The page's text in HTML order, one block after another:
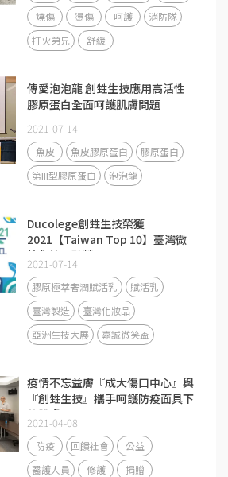
燒傷
燙傷 呵護
消防隊
打火弟兄
舒緩
傳愛泡泡龍 創甡生技應用高活性
膠原蛋白全面呵護肌膚問題
2021-07-14
魚皮 魚皮膠原蛋白
膠原蛋白
第III型膠原蛋白
泡泡龍
Ducolege創甡生技榮獲
2021【Taiwan Top 10】臺灣微
笑化粧品殊榮！
2021-07-14
膠原極萃奢潤賦活乳
賦活乳
臺灣製造
臺灣化妝品
亞洲生技大展
嘉誠微笑盃
疫情不忘益膚『成大傷口中心』與
『創甡生技』攜手呵護防疫面具下
的肌膚
2021-04-08
防疫 回饋社會
公益
醫護人員
修護 捐贈